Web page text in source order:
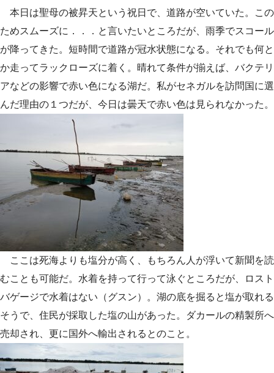
本日は聖母の被昇天という祝日で、道路が空いていた。この
ためスムーズに．．．と言いたいところだが、雨季でスコール
が降ってきた。短時間で道路が冠水状態になる。それでも何と
か走ってラックローズに着く。晴れて条件が揃えば、バクテリ
アなどの影響で赤い色になる湖だ。私がセネガルを訪問国に選
んだ理由の１つだが、今日は曇天で赤い色は見られなかった。
ここは死海よりも塩分が高く、もちろん人が浮いて新聞を読
むことも可能だ。水着を持って行って泳ぐところだが、ロスト
バゲージで水着はない（グスン）。湖の底を掘ると塩が取れる
そうで、住民が採取した塩の山があった。ダカールの精製所へ
売却され、更に国外へ輸出されるとのこと。